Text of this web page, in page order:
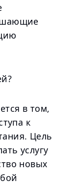
в том,
к
Цель
услугу
новых